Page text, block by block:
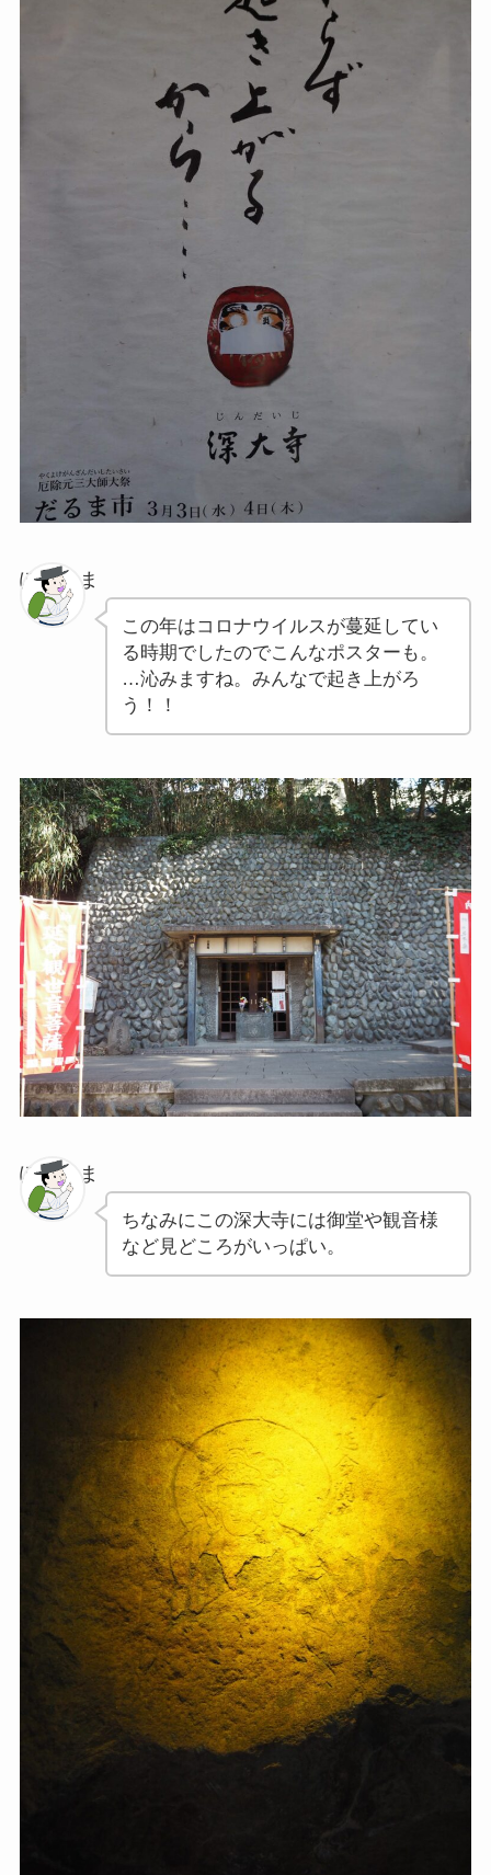
ぽちゃま
この年はコロナウイルスが蔓延してい
る時期でしたのでこんなポスターも。
…沁みますね。みんなで起き上がろ
う！！
ぽちゃま
ちなみにこの深大寺には御堂や観音様
など見どころがいっぱい。